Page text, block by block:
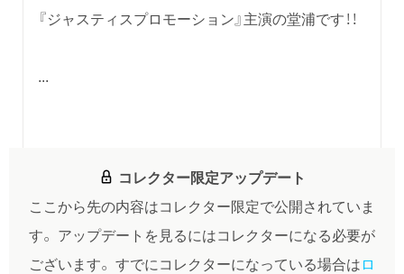
『ジャスティスプロモーション』主演の堂浦です！！
...
コレクター限定アップデート
ここから先の内容はコレクター限定で公開されていま
す。 アップデートを見るにはコレクターになる必要が
ございます。 すでにコレクターになっている場合はロ